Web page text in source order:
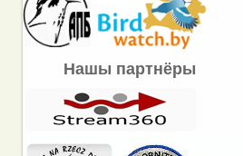
Нашы партнёры